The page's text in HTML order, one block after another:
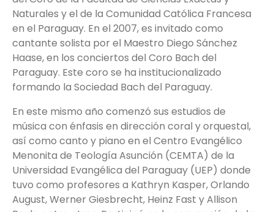
Naturales y el de la Comunidad Católica Francesa
en el Paraguay. En el 2007, es invitado como
cantante solista por el Maestro Diego Sánchez
Haase, en los conciertos del Coro Bach del
Paraguay. Este coro se ha institucionalizado
formando la Sociedad Bach del Paraguay.
En este mismo año comenzó sus estudios de
música con énfasis en dirección coral y orquestal,
así como canto y piano en el Centro Evangélico
Menonita de Teología Asunción (CEMTA) de la
Universidad Evangélica del Paraguay (UEP) donde
tuvo como profesores a Kathryn Kasper, Orlando
August, Werner Giesbrecht, Heinz Fast y Allison